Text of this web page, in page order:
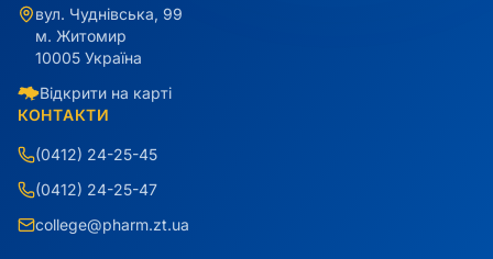
вул. Чуднівська, 99
м. Житомир
10005 Україна
Відкрити на карті
КОНТАКТИ
(0412) 24-25-45
(0412) 24-25-47
college@pharm.zt.ua